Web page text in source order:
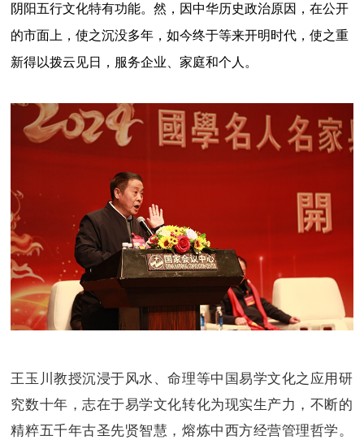
阴阳五行文化特有功能。然，因中华历史政治原因，在公开
的市面上，使之沉没多年，如今终于等来开明时代，使之重
新得以拨云见日，服务企业、家庭和个人。
王玉川教授沉浸于风水、命理等中国易学文化之应用研
究数十年，志在于易学文化转化为现实生产力，不断的
精粹五千年古圣先贤智慧，熔炼中西方经营管理哲学。